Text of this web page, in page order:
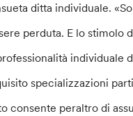
ditta individuale.
perduta. E lo stimolo
individuale
specializzazioni
consente peraltro di